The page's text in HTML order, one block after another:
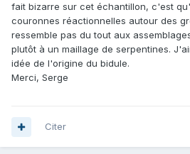
fait bizarre sur cet échantillon, c'est
couronnes réactionnelles autour des
ressemble pas du tout aux
plutôt à un maillage de serpentines.
idée de l'origine du bidule.
Merci, Serge
Citer